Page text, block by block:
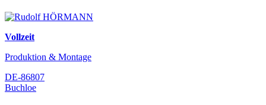
Vollzeit
Produktion & Montage
DE-86807
Buchloe